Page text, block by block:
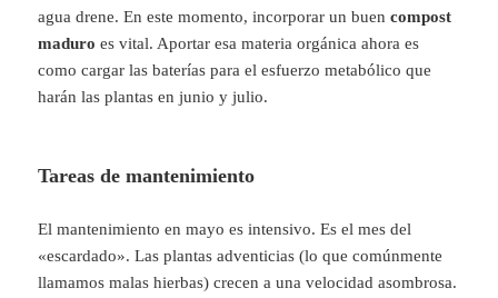
agua drene. En este momento, incorporar un buencompost
maduro es vital. Aportar esa materia orgánica ahora es
como cargar las baterías para el esfuerzo metabólico que
harán las plantas en junio y julio.
Tareas de mantenimiento
El mantenimiento en mayo es intensivo. Es el mes del
«escardado». Las plantas adventicias (lo que comúnmente
llamamos malas hierbas) crecen a una velocidad asombrosa.